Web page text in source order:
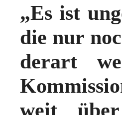
„Es ist
die nur
derart
weit